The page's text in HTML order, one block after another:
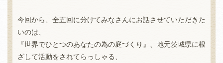
今回から、全五回に分けてみなさんにお話させていただきた
いのは、
『世界でひとつのあなたの為の庭づくり』、地元茨城県に根
ざして活動をされてらっしゃる、